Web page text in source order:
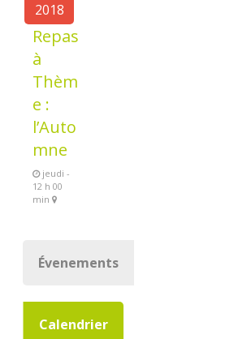
2018
Repas
à
Thèm
e :
l’Auto
mne
jeudi -
12 h 00
min
Évenements
Calendrier